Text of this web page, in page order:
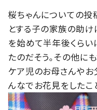
桜ちゃんについての投
とする子の家族の助け
を始めて半年後くら
たのだそう。その他に
ケア児のお母さんやお
んなでお花見をしたこ